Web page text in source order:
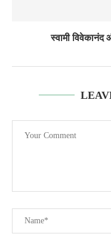
स्वामी विवेकानंद